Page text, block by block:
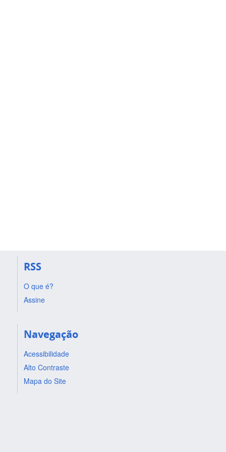
RSS
O que é?
Assine
Navegação
Acessibilidade
Alto Contraste
Mapa do Site